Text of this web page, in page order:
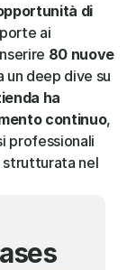
di
ai
80 nuove
un deep dive su
ha
continuo,
professionali
strutturata nel